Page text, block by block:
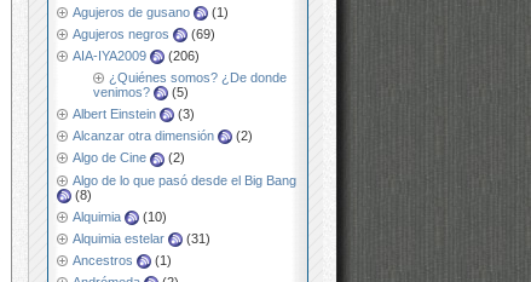
Agujeros de gusano
(1)
Agujeros negros
(69)
AIA-IYA2009
(206)
¿Quiénes somos? ¿De donde
venimos?
(5)
Albert Einstein
(3)
Alcanzar otra dimensión
(2)
Algo de Cine
(2)
Algo de lo que pasó desde el Big Bang
(8)
Alquimia
(10)
Alquimia estelar
(31)
Ancestros
(1)